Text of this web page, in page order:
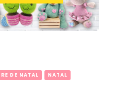
DE NATAL NATAL